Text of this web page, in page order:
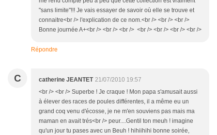
"sans limite"!!! Je vais essayer de savoir où elle se trouve et
connaitre<br /> l'explication de ce nom.<br /> <br /> <br />
Bonne journée A+<br /> <br /> <br /> <br /> <br /> <br /> <br />
Répondre
C catherine JEANTET 21/07/2010 19:57
<br /> <br /> Superbe ! Je craque ! Mon papa s'amusait aussi
à élever des races de poules différentes, il a même eu un
grand coq venu d'écosse, je ne m'en souviens pas mais ma
maman en avait trés<br /> peur....Gentil ton meuh ! imagine
qu'un jour tu pases avec un Beuh ! hihiihihi bonne soirée,